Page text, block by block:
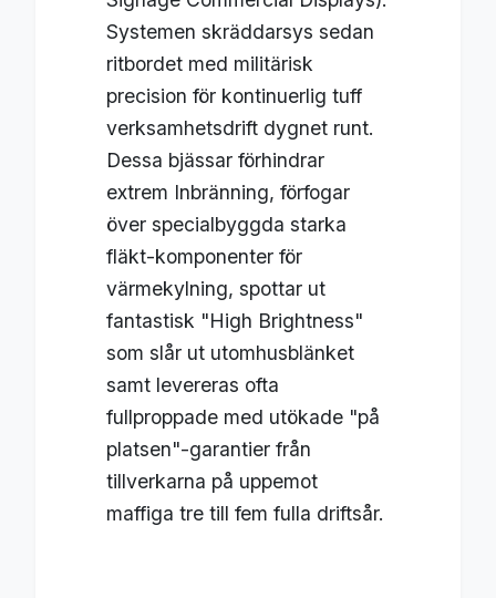
Systemen skräddarsys sedan
ritbordet med militärisk
precision för kontinuerlig tuff
verksamhetsdrift dygnet runt.
Dessa bjässar förhindrar
extrem Inbränning, förfogar
över specialbyggda starka
fläkt-komponenter för
värmekylning, spottar ut
fantastisk "High Brightness"
som slår ut utomhusblänket
samt levereras ofta
fullproppade med utökade "på
platsen"-garantier från
tillverkarna på uppemot
maffiga tre till fem fulla driftsår.